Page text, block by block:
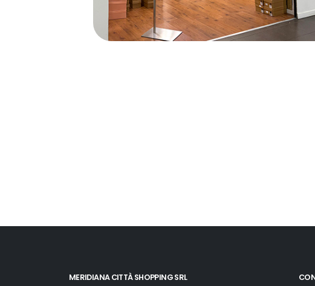
MERIDIANA CITTÀ SHOPPING SRL